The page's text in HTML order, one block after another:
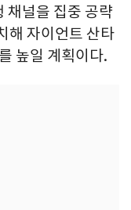
채널을 집중 공략
해 자이언트 산타
높일 계획이다.